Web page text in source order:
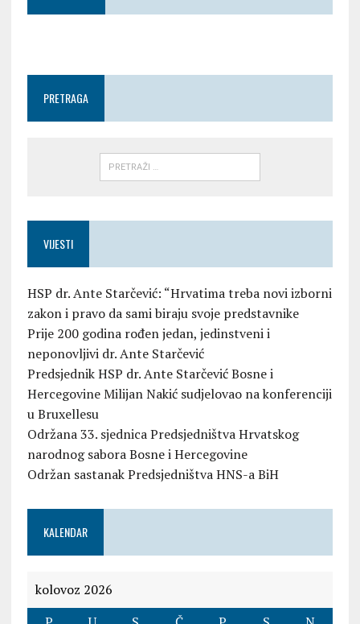
PRETRAGA
VIJESTI
HSP dr. Ante Starčević: “Hrvatima treba novi izborni
zakon i pravo da sami biraju svoje predstavnike
Prije 200 godina rođen jedan, jedinstveni i
neponovljivi dr. Ante Starčević
Predsjednik HSP dr. Ante Starčević Bosne i
Hercegovine Milijan Nakić sudjelovao na konferenciji
u Bruxellesu
Održana 33. sjednica Predsjedništva Hrvatskog
narodnog sabora Bosne i Hercegovine
Održan sastanak Predsjedništva HNS-a BiH
KALENDAR
kolovoz 2026